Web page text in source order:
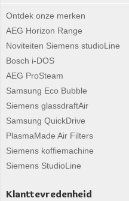
Ontdek onze merken
AEG Horizon Range
Noviteiten Siemens studioLine
Bosch i-DOS
AEG ProSteam
Samsung Eco Bubble
Siemens glassdraftAir
Samsung QuickDrive
PlasmaMade Air Filters
Siemens koffiemachine
Siemens StudioLine
Klanttevredenheid